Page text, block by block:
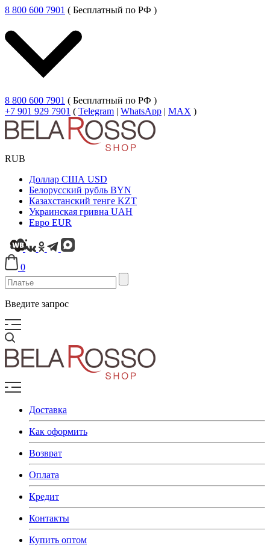
8 800 600 7901 ( Бесплатный по РФ )
8 800 600 7901 ( Бесплатный по РФ )
+7 901 929 7901 ( Telegram | WhatsApp | MAX )
RUB
Доллар США USD
Белорусский рубль BYN
Казахстанский тенге KZT
Украинская гривна UAH
Евро EUR
0
Введите запрос
Доставка
Как оформить
Возврат
Оплата
Кредит
Контакты
Купить оптом